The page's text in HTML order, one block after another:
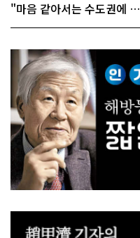
"마음 같아서는 수도권에 원
전 짓고싶다"